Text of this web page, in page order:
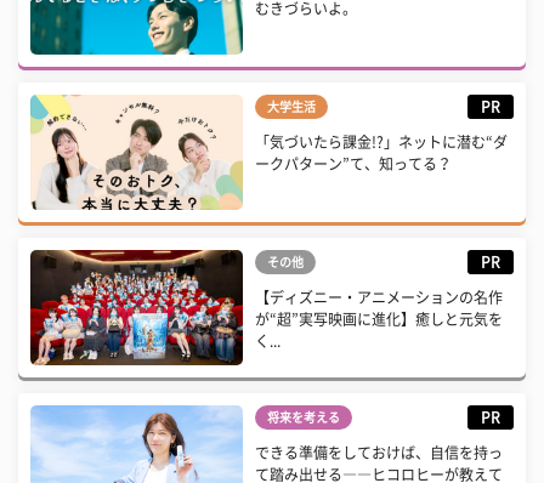
むきづらいよ。
大学生活 PR
「気づいたら課金!?」ネットに潜む“ダ
ークパターン”て、知ってる？
その他 PR
【ディズニー・アニメーションの名作
が“超”実写映画に進化】癒しと元気を
く...
将来を考える PR
できる準備をしておけば、自信を持っ
て踏み出せる――ヒコロヒーが教えて